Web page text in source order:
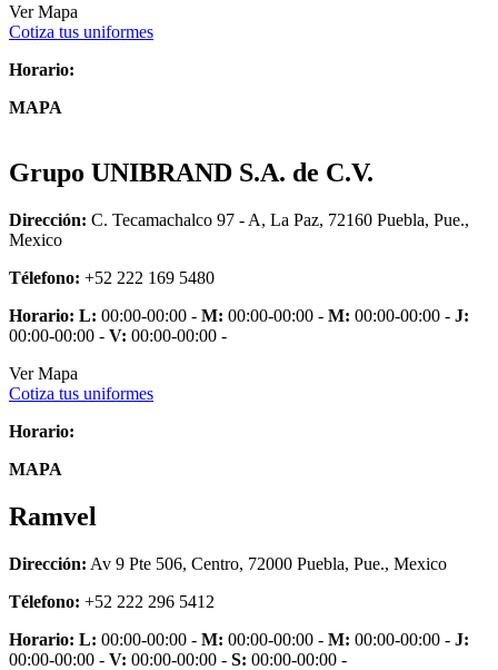
Ver Mapa
Cotiza tus uniformes
Horario:
MAPA
Grupo UNIBRAND S.A. de C.V.
Dirección: C. Tecamachalco 97 - A, La Paz, 72160 Puebla, Pue.,
Mexico
Télefono: +52 222 169 5480
Horario: L: 00:00-00:00 - M: 00:00-00:00 - M: 00:00-00:00 - J:
00:00-00:00 - V: 00:00-00:00 -
Ver Mapa
Cotiza tus uniformes
Horario:
MAPA
Ramvel
Dirección: Av 9 Pte 506, Centro, 72000 Puebla, Pue., Mexico
Télefono: +52 222 296 5412
Horario: L: 00:00-00:00 - M: 00:00-00:00 - M: 00:00-00:00 - J:
00:00-00:00 - V: 00:00-00:00 - S: 00:00-00:00 -